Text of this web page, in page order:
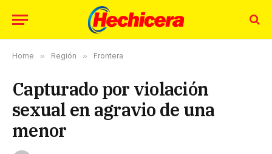
Home » Región » Frontera
Capturado por violación
sexual en agravio de una
menor